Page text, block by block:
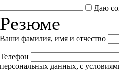
Даю
Резюме
Ваши фамилия, имя и отчество
Телефон
персональных данных, с